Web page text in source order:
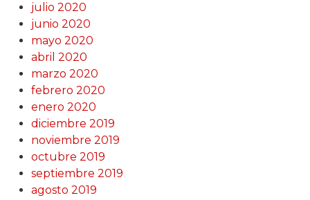
julio 2020
junio 2020
mayo 2020
abril 2020
marzo 2020
febrero 2020
enero 2020
diciembre 2019
noviembre 2019
octubre 2019
septiembre 2019
agosto 2019